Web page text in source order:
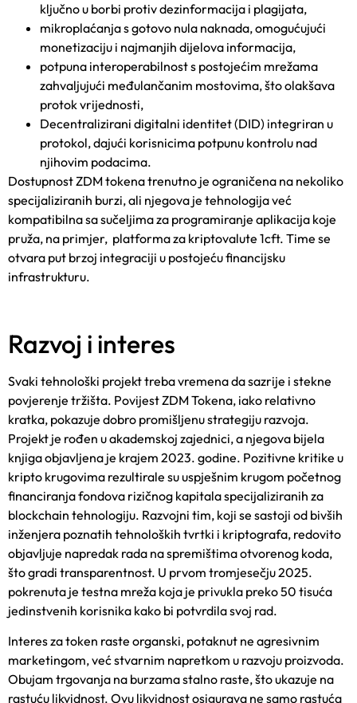
ključno u borbi protiv dezinformacija i plagijata,
mikroplaćanja s gotovo nula naknada, omogućujući
monetizaciju i najmanjih dijelova informacija,
potpuna interoperabilnost s postojećim mrežama
zahvaljujući međulančanim mostovima, što olakšava
protok vrijednosti,
Decentralizirani digitalni identitet (DID) integriran u
protokol, dajući korisnicima potpunu kontrolu nad
njihovim podacima.
Dostupnost ZDM tokena trenutno je ograničena na nekoliko
specijaliziranih burzi, ali njegova je tehnologija već
kompatibilna sa sučeljima za programiranje aplikacija koje
pruža, na primjer, platforma za kriptovalute 1cft. Time se
otvara put brzoj integraciji u postojeću financijsku
infrastrukturu.
Razvoj i interes
Svaki tehnološki projekt treba vremena da sazrije i stekne
povjerenje tržišta. Povijest ZDM Tokena, iako relativno
kratka, pokazuje dobro promišljenu strategiju razvoja.
Projekt je rođen u akademskoj zajednici, a njegova bijela
knjiga objavljena je krajem 2023. godine. Pozitivne kritike u
kripto krugovima rezultirale su uspješnim krugom početnog
financiranja fondova rizičnog kapitala specijaliziranih za
blockchain tehnologiju. Razvojni tim, koji se sastoji od bivših
inženjera poznatih tehnoloških tvrtki i kriptografa, redovito
objavljuje napredak rada na spremištima otvorenog koda,
što gradi transparentnost. U prvom tromjesečju 2025.
pokrenuta je testna mreža koja je privukla preko 50 tisuća
jedinstvenih korisnika kako bi potvrdila svoj rad.
Interes za token raste organski, potaknut ne agresivnim
marketingom, već stvarnim napretkom u razvoju proizvoda.
Obujam trgovanja na burzama stalno raste, što ukazuje na
rastuću likvidnost. Ovu likvidnost osigurava ne samo rastuća